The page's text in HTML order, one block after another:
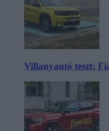
Villanyautó teszt: